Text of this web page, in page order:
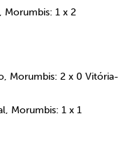
Morumbis: 1 x 2
Morumbis: 2 x 0 Vitória-
Morumbis: 1 x 1